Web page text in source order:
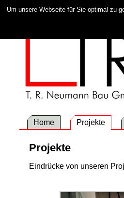
Home Projekte
Projekte
Eindrücke von unseren
Um unsere Webseite für Sie optimal zu